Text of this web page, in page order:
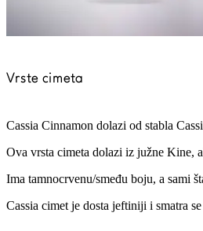
Vrste cimeta
Cassia Cinnamon dolazi od stabla
Ova vrsta cimeta dolazi iz južne Kine,
Ima tamnocrvenu/smeđu boju, a sami
Cassia cimet je dosta jeftiniji i smatra